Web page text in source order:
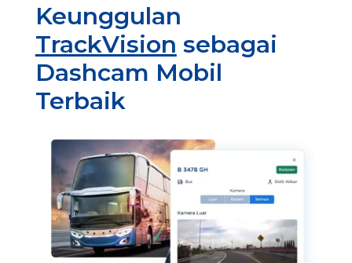
Keunggulan
TrackVision sebagai
Dashcam Mobil
Terbaik